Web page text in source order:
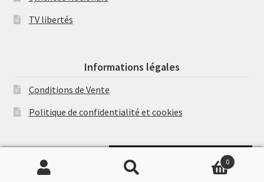
TV libertés
Informations légales
Conditions de Vente
Politique de confidentialité et cookies
Recherche
Recherche
0
Soutenir Philippe Randa